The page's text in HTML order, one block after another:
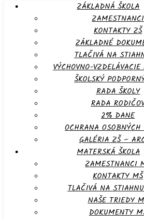
ZÁKLADNÁ ŠKOLA
ZAMESTNANCI
KONTAKTY ZŠ
ZÁKLADNÉ
TLAČIVÁ NA
VÝCHOVNO-
ŠKOLSKÝ
RADA ŠKOLY
RADA
2% DANE
OCHRANA OSOBNÝCH
GALÉRIA ZŠ –
MATERSKÁ ŠKOLA
ZAMESTNANCI
KONTAKTY MŠ
TLAČIVÁ NA
NAŠE TRIEDY
DOKUMENTY